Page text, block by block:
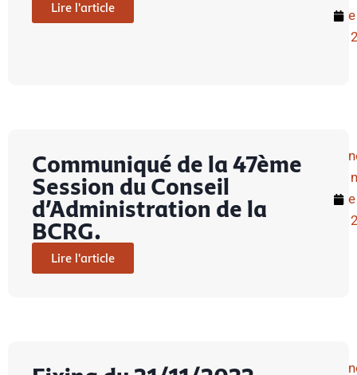
Lire l'article
Communiqué de la 47ème
Session du Conseil
d’Administration de la
BCRG.
Lire l'article